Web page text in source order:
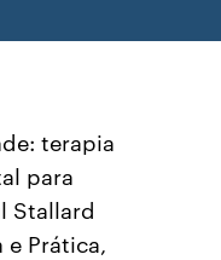
terapia
para
Stallard
e Prática,